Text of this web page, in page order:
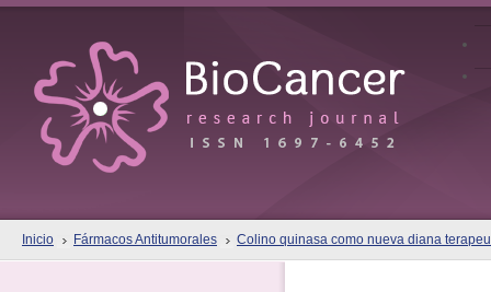
Inicio Fármacos Antitumorales Colino quinasa como nueva diana